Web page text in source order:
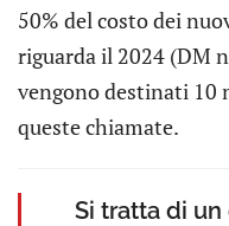
50% del costo dei
riguarda il 2024 (DM
vengono destinati 10
queste chiamate.
Si tratta di